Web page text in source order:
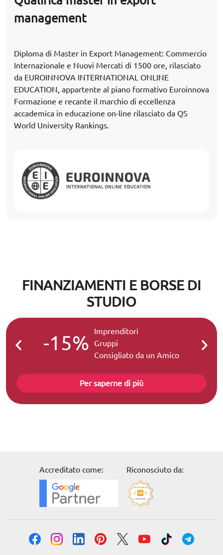
management
Diploma di Master in Export Management: Commercio
Internazionale e Nuovi Mercati di 1500 ore, rilasciato
da EUROINNOVA INTERNATIONAL ONLINE
EDUCATION, appartente al piano formativo Euroinnova
Formazione e recante il marchio di eccellenza
accademica in educazione on-line rilasciato da QS
World University Rankings.
FINANZIAMENTI E BORSE DI
STUDIO
-15%
Imprenditori
Gruppi
Consigliato da un Amico
-
Per saperne di più
Accreditato come: Riconosciuto da: